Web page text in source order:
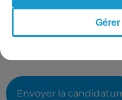
Envoyer la